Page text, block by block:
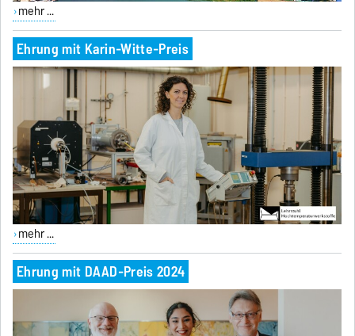
mehr ...
Ehrung mit Karin-Witte-Preis
mehr ...
Ehrung mit DAAD-Preis 2024